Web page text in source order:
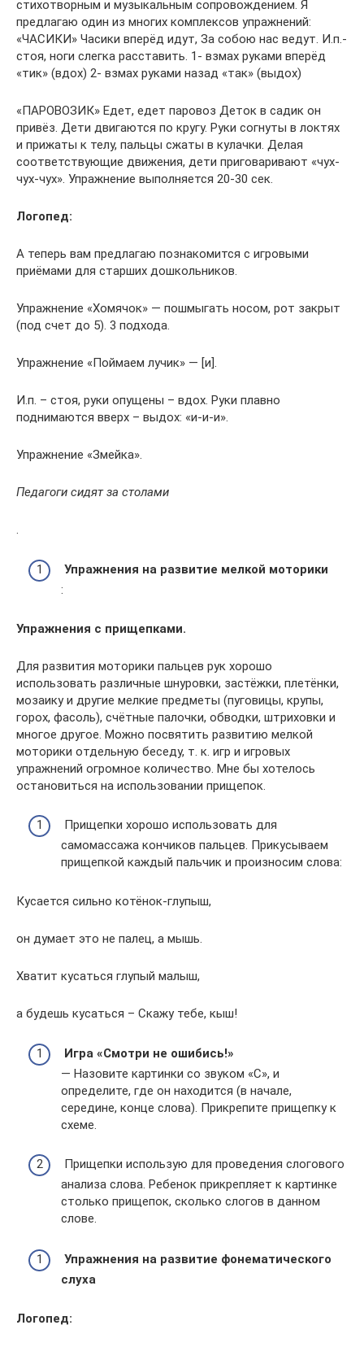
стихотворным и музыкальным сопровождением. Я
предлагаю один из многих комплексов упражнений:
«ЧАСИКИ» Часики вперёд идут, За собою нас ведут. И.п.-
стоя, ноги слегка расставить. 1- взмах руками вперёд
«тик» (вдох) 2- взмах руками назад «так» (выдох)
«ПАРОВОЗИК» Едет, едет паровоз Деток в садик он
привёз. Дети двигаются по кругу. Руки согнуты в локтях
и прижаты к телу, пальцы сжаты в кулачки. Делая
соответствующие движения, дети приговаривают «чух-
чух-чух». Упражнение выполняется 20-30 сек.
Логопед:
А теперь вам предлагаю познакомится с игровыми
приёмами для старших дошкольников.
Упражнение «Хомячок» — пошмыгать носом, рот закрыт
(под счет до 5). 3 подхода.
Упражнение «Поймаем лучик» — [и].
И.п. – стоя, руки опущены – вдох. Руки плавно
поднимаются вверх – выдох: «и-и-и».
Упражнение «Змейка».
Педагоги сидят за столами
.
Упражнения на развитие мелкой моторики
:
Упражнения с прищепками.
Для развития моторики пальцев рук хорошо
использовать различные шнуровки, застёжки, плетёнки,
мозаику и другие мелкие предметы (пуговицы, крупы,
горох, фасоль), счётные палочки, обводки, штриховки и
многое другое. Можно посвятить развитию мелкой
моторики отдельную беседу, т. к. игр и игровых
упражнений огромное количество. Мне бы хотелось
остановиться на использовании прищепок.
Прищепки хорошо использовать для
самомассажа кончиков пальцев. Прикусываем
прищепкой каждый пальчик и произносим слова:
Кусается сильно котёнок-глупыш,
он думает это не палец, а мышь.
Хватит кусаться глупый малыш,
а будешь кусаться – Скажу тебе, кыш!
Игра «Смотри не ошибись!»
— Назовите картинки со звуком «С», и
определите, где он находится (в начале,
середине, конце слова). Прикрепите прищепку к
схеме.
Прищепки использую для проведения слогового
анализа слова. Ребенок прикрепляет к картинке
столько прищепок, сколько слогов в данном
слове.
Упражнения на развитие фонематического
слуха
Логопед: